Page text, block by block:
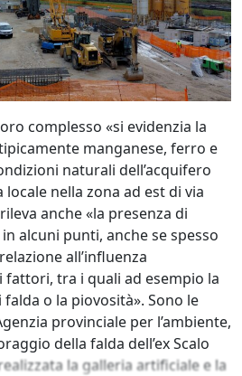
complesso «si evidenzia la
manganese, ferro e
naturali dell’acquifero
nella zona ad est di via
anche «la presenza di
alcuni punti, anche se spesso
all’influenza
tra i quali ad esempio la
o la piovosità». Sono le
provinciale per l’ambiente,
della falda dell’ex Scalo
la galleria artificiale e la